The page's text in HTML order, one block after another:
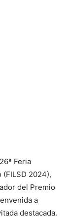
Feria
2024),
del Premio
a
destacada.